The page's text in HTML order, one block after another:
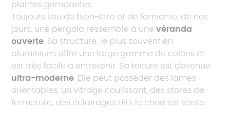
plantes grimpantes.
Toujours lieu de bien-être et de farniente, de nos
jours, une pergola ressemble à unevéranda
ouverte . Sa structure, le plus souvent en
aluminium, offre une large gamme de coloris et
est très facile à entretenir. Sa toiture est devenue
ultra-moderne . Elle peut posséder des lames
orientables, un vitrage coulissant, des stores de
fermeture, des éclairages LED, le choix est vaste.